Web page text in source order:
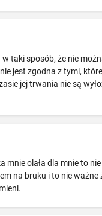
taki sposób, że nie
jest zgodna z tymi,
jej trwania nie są
mnie olała dla mnie to
na bruku i to nie